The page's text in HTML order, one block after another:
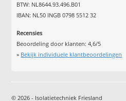
BTW: NL8644.93.496.B01
IBAN: NL50 INGB 0798 5512 32
Recensies
Beoordeling door klanten:4,6/5
» Bekijk individuele klantbeoordelingen
© 2026 - Isolatietechniek Friesland